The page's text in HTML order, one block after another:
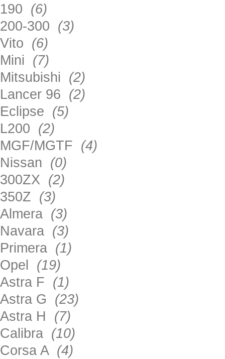
190 (6)
200-300 (3)
Vito (6)
Mini (7)
Mitsubishi (2)
Lancer 96 (2)
Eclipse (5)
L200 (2)
MGF/MGTF (4)
Nissan (0)
300ZX (2)
350Z (3)
Almera (3)
Navara (3)
Primera (1)
Opel (19)
Astra F (1)
Astra G (23)
Astra H (7)
Calibra (10)
Corsa A (4)